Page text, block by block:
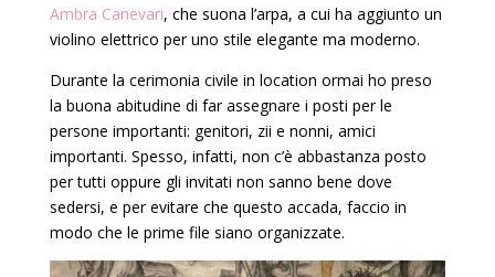
Ambra Canevari, che suona l’arpa, a cui ha aggiunto un
violino elettrico per uno stile elegante ma moderno.
Durante la cerimonia civile in location ormai ho preso
la buona abitudine di far assegnare i posti per le
persone importanti: genitori, zii e nonni, amici
importanti. Spesso, infatti, non c’è abbastanza posto
per tutti oppure gli invitati non sanno bene dove
sedersi, e per evitare che questo accada, faccio in
modo che le prime file siano organizzate.